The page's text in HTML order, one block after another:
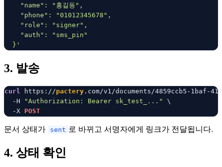
    "name": "홍길동",
    "phone": "01012345678",
    "role": "signer",
    "auth": "sms_pin"
  }'
3. 발송
curl https://pactery .com/v1/documents/4859ccb5-1baf-
  -H
"Authorization: Bearer sk_test_..."
\
  -X
POST
문서 상태가 sent 로 바뀌고 서명자에게 링크가 전달됩니다.
4. 상태 확인